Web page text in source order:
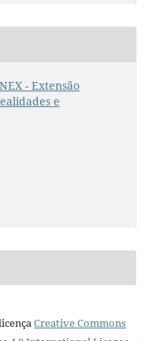
- Extensão
e
Creative Commons